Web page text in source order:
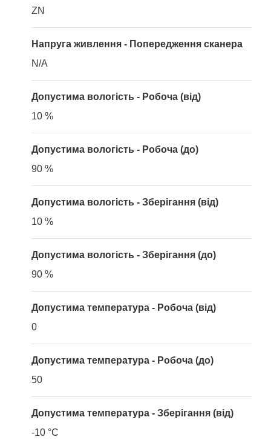
ZN
Напруга живлення - Попередження сканера
N/A
Допустима вологість - Робоча (від)
10 %
Допустима вологість - Робоча (до)
90 %
Допустима вологість - Зберігання (від)
10 %
Допустима вологість - Зберігання (до)
90 %
Допустима температура - Робоча (від)
0
Допустима температура - Робоча (до)
50
Допустима температура - Зберігання (від)
-10 °C